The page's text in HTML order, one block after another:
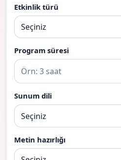
Etkinlik türü
Program süresi
Sunum dili
Metin hazırlığı